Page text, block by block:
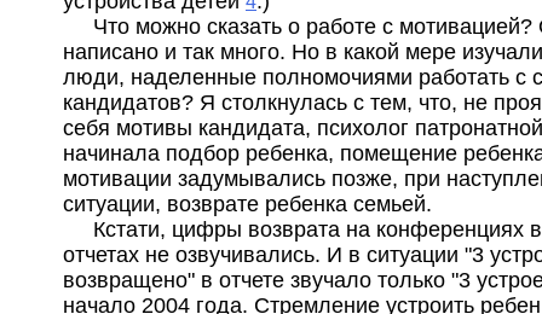
Что можно сказать о работе с
написано и так много. Но в какой мере
люди, наделенные полномочиями работать с
кандидатов? Я столкнулась с тем, что, не
себя мотивы кандидата, психолог
начинала подбор ребенка, помещение
мотивации задумывались позже, при
ситуации, возврате ребенка семьей.
Кстати, цифры возврата на конференциях
отчетах не озвучивались. И в ситуации "3
возвращено" в отчете звучало только "3
начало 2004 года. Стремление устроить